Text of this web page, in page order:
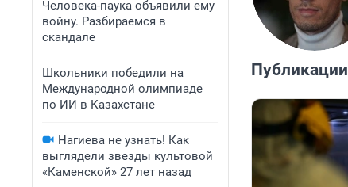
Человека-паука объявили ему
войну. Разбираемся в
скандале
Школьники победили на
Международной олимпиаде
по ИИ в Казахстане
Нагиева не узнать! Как
выглядели звезды культовой
«Каменской» 27 лет назад
Публикации